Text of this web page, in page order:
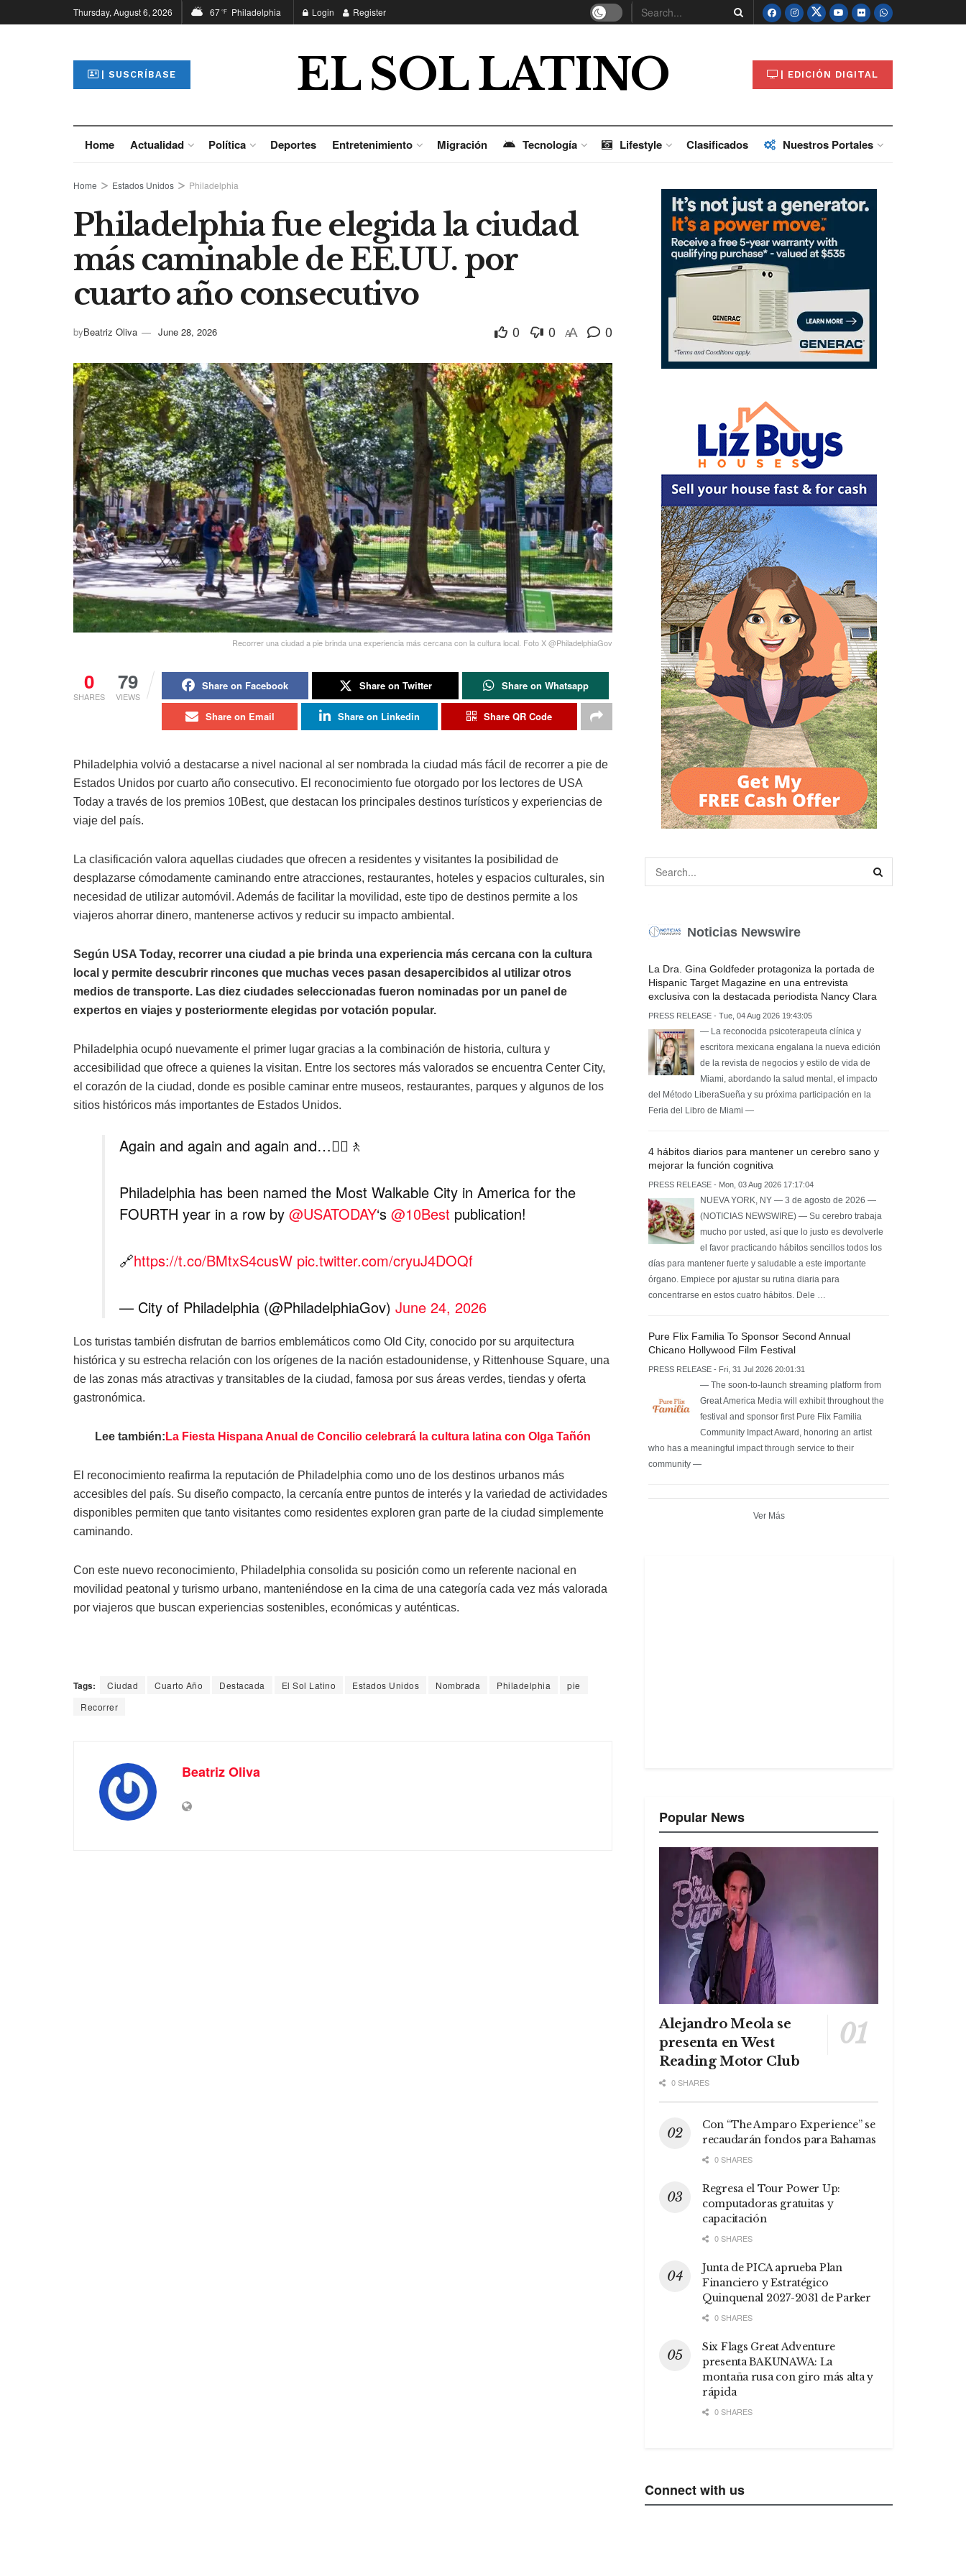
Thursday, August 6, 2026 67°F Philadelphia Login Register
| SUSCRÍBASE EL SOL LATINO | EDICIÓN DIGITAL
Home Actualidad Política Deportes Entretenimiento Migración Tecnología Lifestyle Clasificados Nuestros Portales
Home Estados Unidos Philadelphia
Philadelphia fue elegida la ciudad
más caminable de EE.UU. por
cuarto año consecutivo
byBeatriz Oliva June 28, 2026 0 0 AA 0
Recorrer una ciudad a pie brinda una experiencia más cercana con la cultura local. Foto X @PhiladelphiaGov
0
SHARES
79
VIEWS
Share on Facebook Share on Twitter Share on Whatsapp
Share on Email Share on Linkedin Share QR Code
Philadelphia volvió a destacarse a nivel nacional al ser nombrada la ciudad más fácil de recorrer a pie de
Estados Unidos por cuarto año consecutivo. El reconocimiento fue otorgado por los lectores de USA
Today a través de los premios 10Best, que destacan los principales destinos turísticos y experiencias de
viaje del país.
La clasificación valora aquellas ciudades que ofrecen a residentes y visitantes la posibilidad de
desplazarse cómodamente caminando entre atracciones, restaurantes, hoteles y espacios culturales, sin
necesidad de utilizar automóvil. Además de facilitar la movilidad, este tipo de destinos permite a los
viajeros ahorrar dinero, mantenerse activos y reducir su impacto ambiental.
Según USA Today, recorrer una ciudad a pie brinda una experiencia más cercana con la cultura
local y permite descubrir rincones que muchas veces pasan desapercibidos al utilizar otros
medios de transporte. Las diez ciudades seleccionadas fueron nominadas por un panel de
expertos en viajes y posteriormente elegidas por votación popular.
Philadelphia ocupó nuevamente el primer lugar gracias a la combinación de historia, cultura y
accesibilidad que ofrece a quienes la visitan. Entre los sectores más valorados se encuentra Center City,
el corazón de la ciudad, donde es posible caminar entre museos, restaurantes, parques y algunos de los
sitios históricos más importantes de Estados Unidos.
Again and again and again and…🚶‍♀️🚶
Philadelphia has been named the Most Walkable City in America for the
FOURTH year in a row by @USATODAY‘s @10Best publication!
🔗https://t.co/BMtxS4cusW pic.twitter.com/cryuJ4DOQf
— City of Philadelphia (@PhiladelphiaGov) June 24, 2026
Los turistas también disfrutan de barrios emblemáticos como Old City, conocido por su arquitectura
histórica y su estrecha relación con los orígenes de la nación estadounidense, y Rittenhouse Square, una
de las zonas más atractivas y transitables de la ciudad, famosa por sus áreas verdes, tiendas y oferta
gastronómica.
Lee también: La Fiesta Hispana Anual de Concilio celebrará la cultura latina con Olga Tañón
El reconocimiento reafirma la reputación de Philadelphia como uno de los destinos urbanos más
accesibles del país. Su diseño compacto, la cercanía entre puntos de interés y la variedad de actividades
disponibles permiten que tanto visitantes como residentes exploren gran parte de la ciudad simplemente
caminando.
Con este nuevo reconocimiento, Philadelphia consolida su posición como un referente nacional en
movilidad peatonal y turismo urbano, manteniéndose en la cima de una categoría cada vez más valorada
por viajeros que buscan experiencias sostenibles, económicas y auténticas.
Tags: Ciudad Cuarto Año Destacada El Sol Latino Estados Unidos Nombrada Philadelphia
pie
Recorrer
Beatriz Oliva
Noticias Newswire
La Dra. Gina Goldfeder protagoniza la portada de
Hispanic Target Magazine en una entrevista
exclusiva con la destacada periodista Nancy Clara
PRESS RELEASE - Tue, 04 Aug 2026 19:43:05
— La reconocida psicoterapeuta clínica y
escritora mexicana engalana la nueva edición
de la revista de negocios y estilo de vida de
Miami, abordando la salud mental, el impacto
del Método LiberaSueña y su próxima participación en la
Feria del Libro de Miami —
4 hábitos diarios para mantener un cerebro sano y
mejorar la función cognitiva
PRESS RELEASE - Mon, 03 Aug 2026 17:17:04
NUEVA YORK, NY — 3 de agosto de 2026 —
(NOTICIAS NEWSWIRE) — Su cerebro trabaja
mucho por usted, así que lo justo es devolverle
el favor practicando hábitos sencillos todos los
días para mantener fuerte y saludable a este importante
órgano. Empiece por ajustar su rutina diaria para
concentrarse en estos cuatro hábitos. Dele …
Pure Flix Familia To Sponsor Second Annual
Chicano Hollywood Film Festival
PRESS RELEASE - Fri, 31 Jul 2026 20:01:31
— The soon-to-launch streaming platform from
Great America Media will exhibit throughout the
festival and sponsor first Pure Flix Familia
Community Impact Award, honoring an artist
who has a meaningful impact through service to their
community —
Ver Más
Popular News
Alejandro Meola se
presenta en West
Reading Motor Club
0 SHARES
Con “The Amparo Experience” se
recaudarán fondos para Bahamas
0 SHARES
Regresa el Tour Power Up:
computadoras gratuitas y
capacitación
0 SHARES
Junta de PICA aprueba Plan
Financiero y Estratégico
Quinquenal 2027-2031 de Parker
0 SHARES
Six Flags Great Adventure
presenta BAKUNAWA: La
montaña rusa con giro más alta y
rápida
0 SHARES
Connect with us